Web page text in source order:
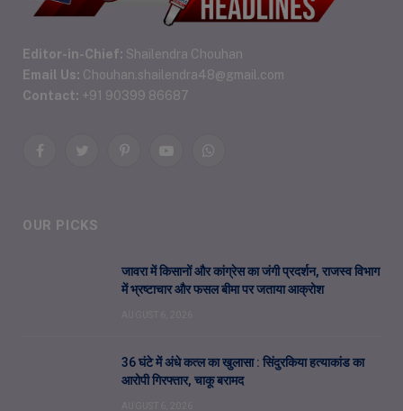
Editor-in-Chief: Shailendra Chouhan
Email Us: Chouhan.shailendra48@gmail.com
Contact: +91 90399 86687
FacebookTwitterPinterestYouTubeWhatsApp
OUR PICKS
जावरा में किसानों और कांग्रेस का जंगी प्रदर्शन, राजस्व विभाग
में भ्रष्टाचार और फसल बीमा पर जताया आक्रोश
36 घंटे में अंधे कत्ल का खुलासा : सिंदुरकिया हत्याकांड का
आरोपी गिरफ्तार, चाकू बरामद